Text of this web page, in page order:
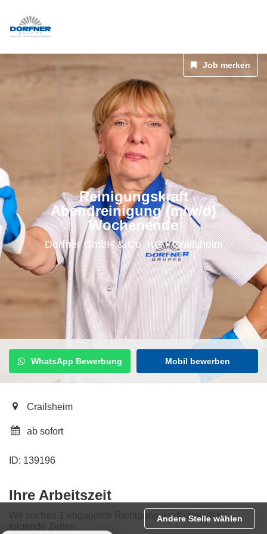
Reinigungskraft
Abendreinigung (m/w/d)
Wochenende
Dorfner GmbH & Co. KG • Crailsheim
Job merken
WhatsApp Bewerbung Mobil bewerben
Crailsheim
ab sofort
ID: 139196
Ihre Arbeitszeit
Wir suchen 1 engagierte Reinigungskraft (m/w/d) für
Andere Stelle wählen